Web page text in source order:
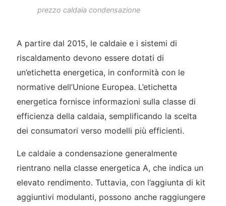
prezzo caldaia condensazione
A partire dal 2015, le caldaie e i sistemi di
riscaldamento devono essere dotati di
un’etichetta energetica, in conformità con le
normative dell’Unione Europea. L’etichetta
energetica fornisce informazioni sulla classe di
efficienza della caldaia, semplificando la scelta
dei consumatori verso modelli più efficienti.
Le caldaie a condensazione generalmente
rientrano nella classe energetica A, che indica un
elevato rendimento. Tuttavia, con l’aggiunta di kit
aggiuntivi modulanti, possono anche raggiungere